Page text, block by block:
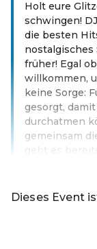
Holt eure
schwingen!
die besten
nostalgisches
früher! Egal
willkommen,
keine Sorge:
gesorgt,
durchatmen
gemeinsam
geht es
Dieses Event